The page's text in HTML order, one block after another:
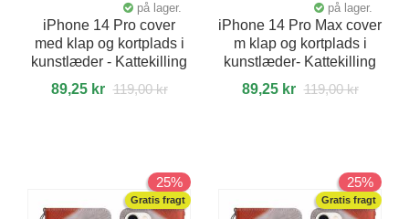
på lager.
iPhone 14 Pro cover
med klap og kortplads i
kunstlæder - Kattekilling
89,25 kr 119,00 kr
på lager.
iPhone 14 Pro Max cover
m klap og kortplads i
kunstlæder- Kattekilling
89,25 kr 119,00 kr
25%
Gratis fragt
25%
Gratis fragt